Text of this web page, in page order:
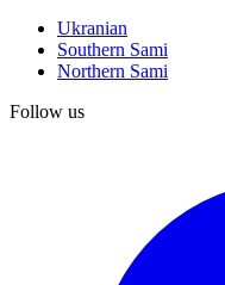
Ukranian
Southern Sami
Northern Sami
Follow us